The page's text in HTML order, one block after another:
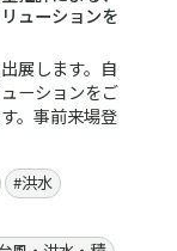
高度化を支援
します。「リ
論」で構成さ
強化